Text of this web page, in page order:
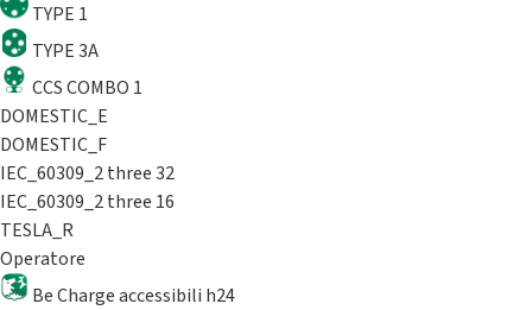
TYPE 1
TYPE 3A
CCS COMBO 1
DOMESTIC_E
DOMESTIC_F
IEC_60309_2 three 32
IEC_60309_2 three 16
TESLA_R
Operatore
Be Charge accessibili h24